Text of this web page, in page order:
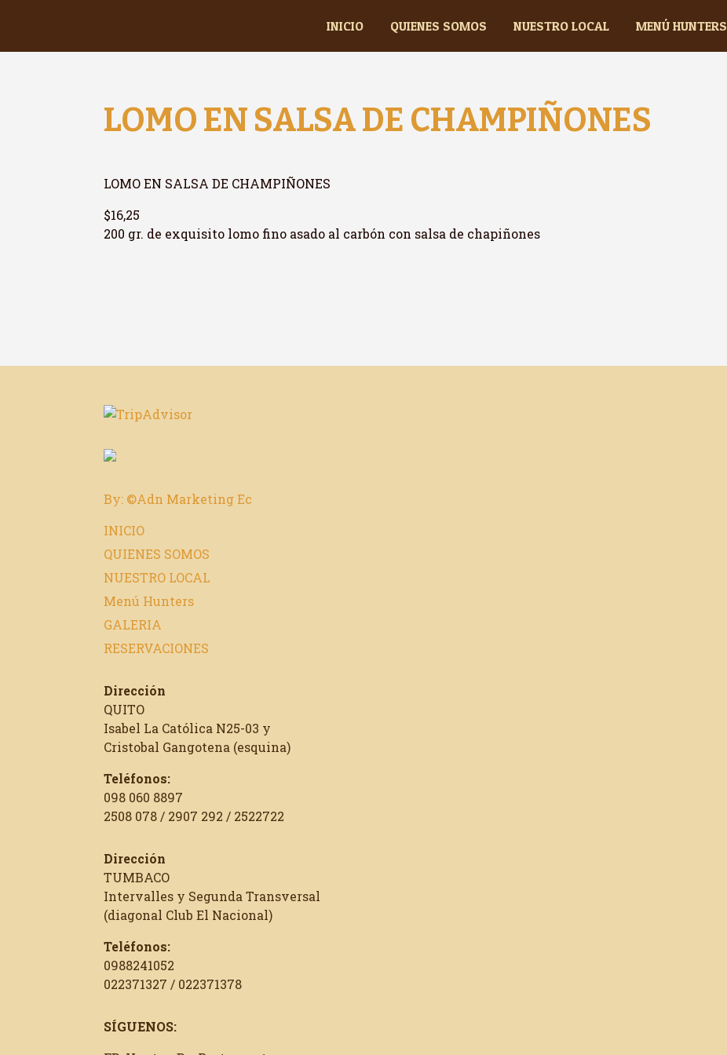
INICIO QUIENES SOMOS NUESTRO LOCAL MENÚ HUNTERS
LOMO EN SALSA DE CHAMPIÑONES
LOMO EN SALSA DE CHAMPIÑONES
$16,25
200 gr. de exquisito lomo fino asado al carbón con salsa de chapiñones
By: ©Adn Marketing Ec
INICIO
QUIENES SOMOS
NUESTRO LOCAL
Menú Hunters
GALERIA
RESERVACIONES
Dirección
QUITO
Isabel La Católica N25-03 y
Cristobal Gangotena (esquina)
Teléfonos:
098 060 8897
2508 078 / 2907 292 / 2522722
Dirección
TUMBACO
Intervalles y Segunda Transversal
(diagonal Club El Nacional)
Teléfonos:
0988241052
022371327 / 022371378
SÍGUENOS: